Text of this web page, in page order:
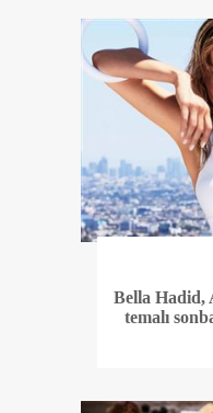
Bella Hadid,
temalı